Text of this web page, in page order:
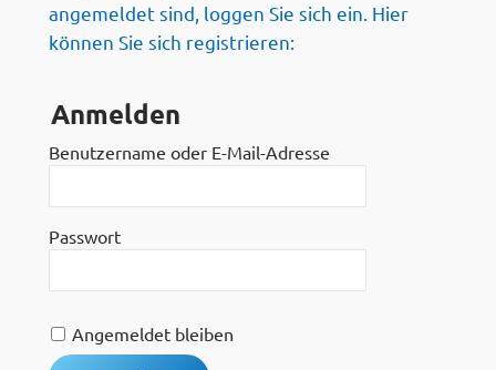
angemeldet sind, loggen Sie sich ein. Hier
können Sie sich registrieren:
Anmelden
Benutzername oder E-Mail-Adresse
Passwort
Angemeldet bleiben